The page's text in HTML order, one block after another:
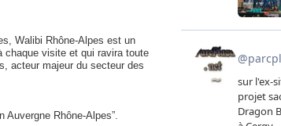
Walibi Rhône-Alpes est un
chaque visite et qui ravira toute
acteur majeur du secteur des
Auvergne Rhône-Alpes”.